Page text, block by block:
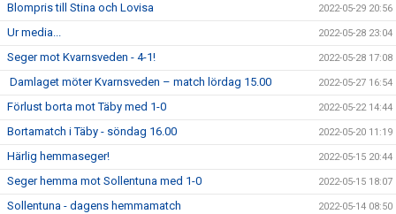
Blompris till Stina och Lovisa 2022-05-29 20:56
Ur media... 2022-05-28 23:04
Seger mot Kvarnsveden - 4-1! 2022-05-28 17:08
Damlaget möter Kvarnsveden – match lördag 15.00 2022-05-27 16:54
Förlust borta mot Täby med 1-0 2022-05-22 14:44
Bortamatch i Täby - söndag 16.00 2022-05-20 11:19
Härlig hemmaseger! 2022-05-15 20:44
Seger hemma mot Sollentuna med 1-0 2022-05-15 18:07
Sollentuna - dagens hemmamatch 2022-05-14 08:50